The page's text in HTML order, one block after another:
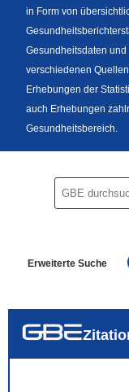
Fußzeile
in Form von
Gesundheitsdaten
verschiedenen
Erhebungen der
auch Erhebungen
Gesundheitsbereich.
Erweiterte Suche
auch in allen